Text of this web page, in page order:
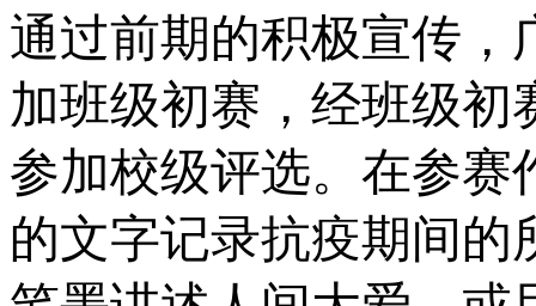
通过前期的积极宣传，
加班级初赛，经班级初
参加校级评选。 在参赛
的文字记录抗疫期间的